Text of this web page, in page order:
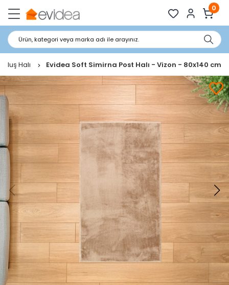
0
Ürün, kategori veya marka adı ile arayınız.
Halı Evidea Soft Simirna Post Halı - Vizon - 80x140 cm